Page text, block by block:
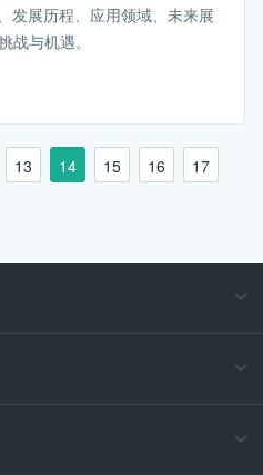
发展历程、应用领域、未来展
战与机遇。
13 14 15 16
17
电
400-